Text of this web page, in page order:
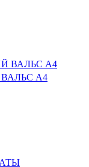
ВАЛЬС А4